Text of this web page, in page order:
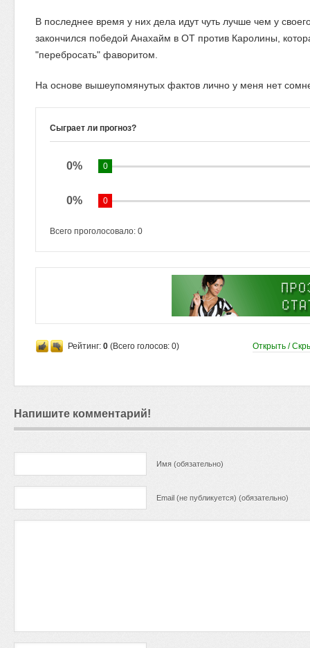
В последнее время у них дела идут чуть лучше чем у
закончился победой Анахайм в ОТ против Каролины,
"перебросать" фаворитом.
На основе вышеупомянутых фактов лично у меня нет
Сыграет ли прогноз?
0% 0
0% 0
Всего проголосовало: 0
Рейтинг: 0 (Всего голосов: 0) Открыть /
Напишите комментарий!
Имя (обязательно)
Email (не публикуется) (обязательно)